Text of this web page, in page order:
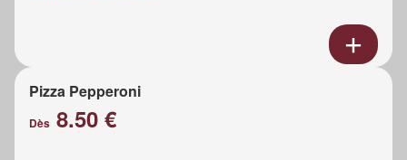
Pizza Pepperoni
Dès 8.50 €